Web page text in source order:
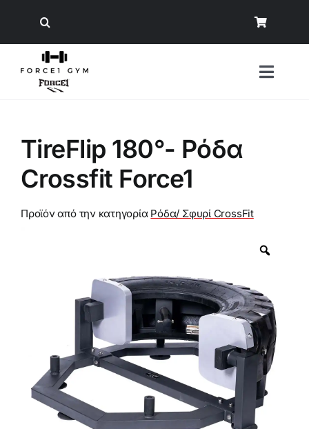
περιεχόμενο
για:
Όργανα Γυμναστικής
Εξοπλισμός Δύναμης
Φυσική Κατάσταση
Πολεμικές Τέχνες
Yoga – Pilates – Massage
Δάπεδα Γυμναστηρίου
TireFlip 180°- Ρόδα
Crossfit Force1
Προϊόν από την κατηγορία Ρόδα/ Σφυρί CrossFit